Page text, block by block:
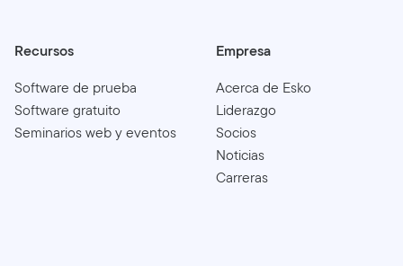
Recursos
Software de prueba
Software gratuito
Seminarios web y eventos
Empresa
Acerca de Esko
Liderazgo
Socios
Noticias
Carreras